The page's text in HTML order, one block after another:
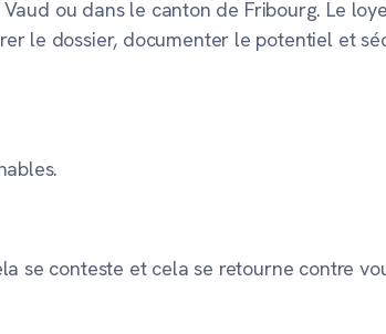
ou dans le canton de Fribourg. Le
le dossier, documenter le potentiel et
se conteste et cela se retourne contre